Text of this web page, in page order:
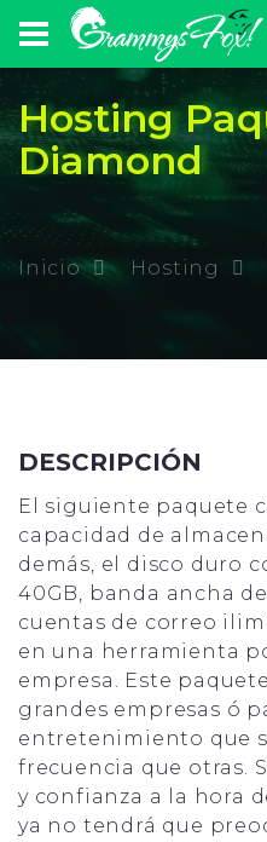
Hosting
Diamond
Inicio Hosting
DESCRIPCIÓN
El siguiente paquete
capacidad de
demás, el disco duro
40GB, banda ancha
cuentas de correo
en una herramienta
empresa. Este
grandes empresas ó
entretenimiento que
frecuencia que otras.
y confianza a la hora
ya no tendrá que